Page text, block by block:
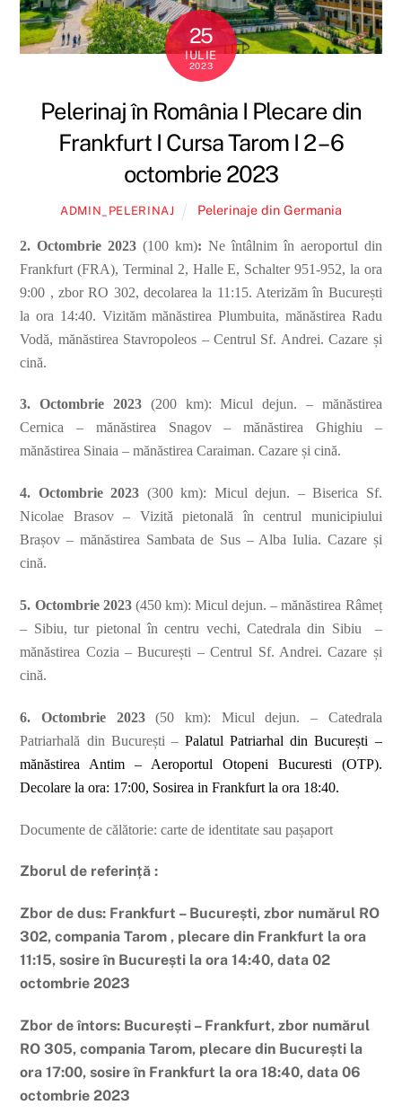
25
IULIE
2023
Pelerinaj în România I Plecare din
Frankfurt I Cursa Tarom I 2 – 6
octombrie 2023
ADMIN_PELERINAJ Pelerinaje din Germania
2. Octombrie 2023(100 km): Ne întâlnim în aeroportul din
Frankfurt (FRA), Terminal 2, Halle E, Schalter 951-952, la ora
9:00 , zbor RO 302, decolarea la 11:15. Aterizăm în București
la ora 14:40. Vizităm mănăstirea Plumbuita, mănăstirea Radu
Vodă, mănăstirea Stavropoleos – Centrul Sf. Andrei. Cazare și
cină.
3. Octombrie 2023(200 km): Micul dejun. – mănăstirea
Cernica – mănăstirea Snagov – mănăstirea Ghighiu –
mănăstirea Sinaia – mănăstirea Caraiman. Cazare și cină.
4. Octombrie 2023 (300 km): Micul dejun. – Biserica Sf.
Nicolae Brasov – Vizită pietonală în centrul municipiului
Brașov – mănăstirea Sambata de Sus – Alba Iulia. Cazare și
cină.
5. Octombrie 2023(450 km): Micul dejun. – mănăstirea Râmeț
– Sibiu, tur pietonal în centru vechi, Catedrala din Sibiu –
mănăstirea Cozia – București – Centrul Sf. Andrei. Cazare și
cină.
6. Octombrie 2023(50 km): Micul dejun. – Catedrala
Patriarhală din București – Palatul Patriarhal din București –
mănăstirea Antim – Aeroportul Otopeni Bucuresti (OTP).
Decolare la ora: 17:00, Sosirea in Frankfurt la ora 18:40.
Documente de călătorie: carte de identitate sau pașaport
Zborul de referință :
Zbor de dus: Frankfurt – București, zbor numărul RO
302, compania Tarom , plecare din Frankfurt la ora
11:15, sosire în București la ora 14:40, data 02
octombrie 2023
Zbor de întors: București – Frankfurt, zbor numărul
RO 305, compania Tarom, plecare din București la
ora 17:00, sosire în Frankfurt la ora 18:40, data 06
octombrie 2023